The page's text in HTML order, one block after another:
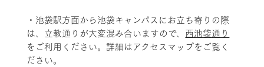
・池袋駅方面から池袋キャンパスにお立ち寄りの際
は、立教通りが大変混み合いますので、 西池袋通り
をご利用ください。詳細はアクセスマップをご覧く
ださい。